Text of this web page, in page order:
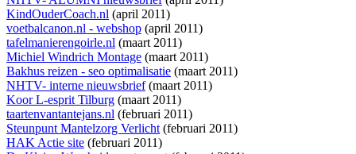
KindOuderCoach.nl (april 2011)
voetbalcanon.nl - webshop (april 2011)
tafelmanierengoirle.nl (maart 2011)
Michiel Windrich Montage (maart 2011)
Bakhus reizen - seo optimalisatie (maart 2011)
NHTV- interne nieuwsbrief(maart 2011)
Koor L-esprit Tilburg (maart 2011)
taartenvantantejans.nl (februari 2011)
Steunpunt Mantelzorg Verlicht(februari 2011)
HAK Actie site (februari 2011)